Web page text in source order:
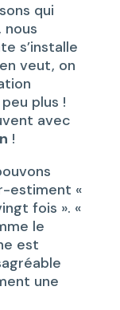
qui
nous
s’installe
veut, on
plus !
avec
!
estiment «
fois ». «
le
est
une